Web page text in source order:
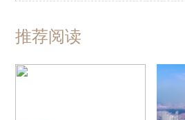
推荐阅读